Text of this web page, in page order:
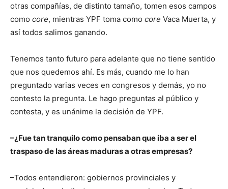
otras compañías, de distinto tamaño, tomen esos campos
como core, mientras YPF toma como core Vaca Muerta, y
así todos salimos ganando.
Tenemos tanto futuro para adelante que no tiene sentido
que nos quedemos ahí. Es más, cuando me lo han
preguntado varias veces en congresos y demás, yo no
contesto la pregunta. Le hago preguntas al público y
contesta, y es unánime la decisión de YPF.
–¿Fue tan tranquilo como pensaban que iba a ser el
traspaso de las áreas maduras a otras empresas?
–Todos entendieron: gobiernos provinciales y